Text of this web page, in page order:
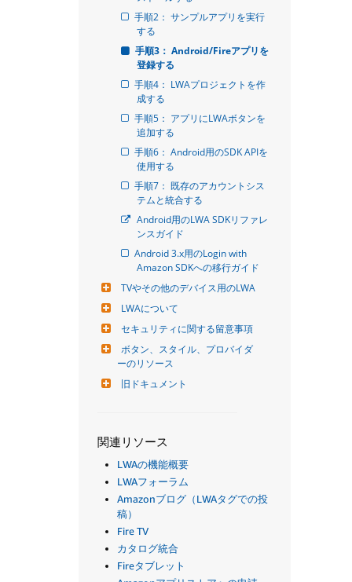
手順2： サンプルアプリを実行
する
手順3： Android/Fireアプリを
登録する
手順4： LWAプロジェクトを作
成する
手順5： アプリにLWAボタンを
追加する
手順6： Android用のSDK APIを
使用する
手順7： 既存のアカウントシス
テムと統合する
Android用のLWA SDKリファレ
ンスガイド
Android 3.x用のLogin with
Amazon SDKへの移行ガイド
TVやその他のデバイス用のLWA
LWAについて
セキュリティに関する留意事項
ボタン、スタイル、プロバイダ
ーのリソース
旧ドキュメント
関連リソース
LWAの機能概要
LWAフォーラム
Amazonブログ（LWAタグでの投
稿）
Fire TV
カタログ統合
Fireタブレット